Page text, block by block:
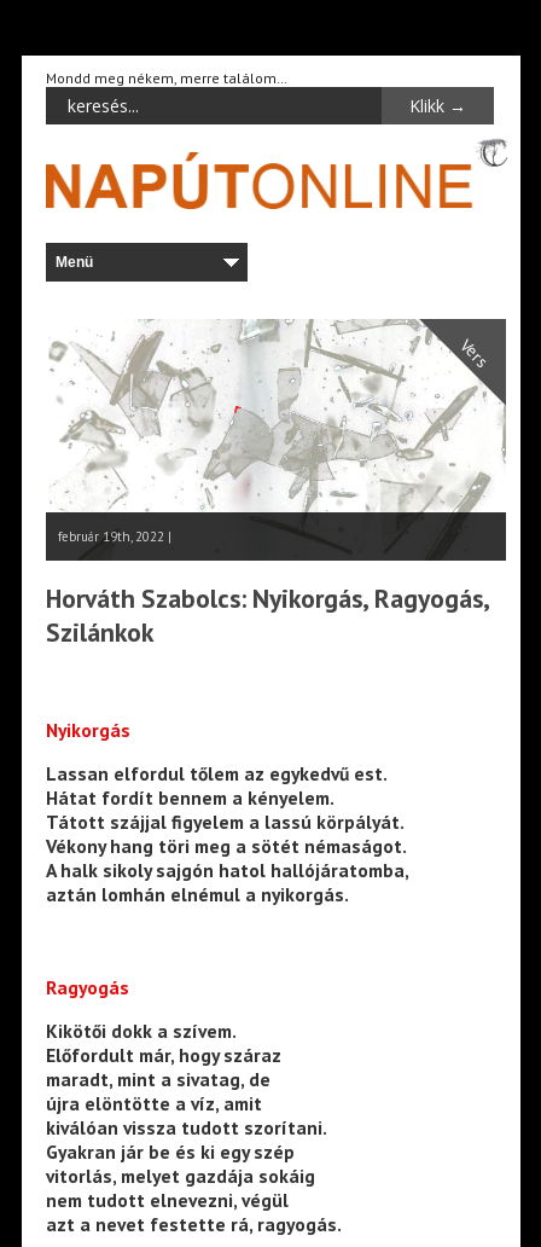
Mondd meg nékem, merre találom…
Vers
február 19th, 2022 |
Horváth Szabolcs: Nyikorgás, Ragyogás,
Szilánkok
Nyikorgás
Lassan elfordul tőlem az egykedvű est.
Hátat fordít bennem a kényelem.
Tátott szájjal figyelem a lassú körpályát.
Vékony hang töri meg a sötét némaságot.
A halk sikoly sajgón hatol hallójáratomba,
aztán lomhán elnémul a nyikorgás.
Ragyogás
Kikötői dokk a szívem.
Előfordult már, hogy száraz
maradt, mint a sivatag, de
újra elöntötte a víz, amit
kiválóan vissza tudott szorítani.
Gyakran jár be és ki egy szép
vitorlás, melyet gazdája sokáig
nem tudott elnevezni, végül
azt a nevet festette rá, ragyogás.